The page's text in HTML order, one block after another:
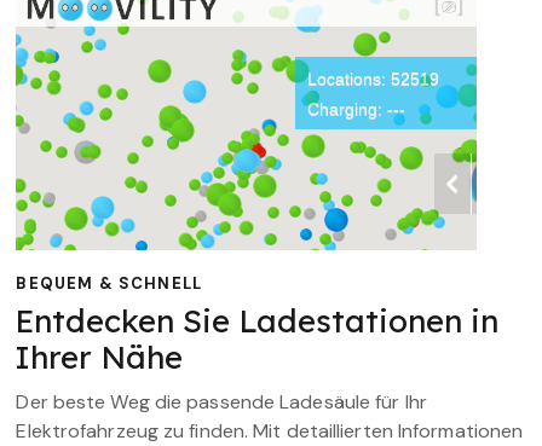
BEQUEM & SCHNELL
Entdecken Sie Ladestationen in
Ihrer Nähe
Der beste Weg die passende Ladesäule für Ihr
Elektrofahrzeug zu finden. Mit detaillierten Informationen